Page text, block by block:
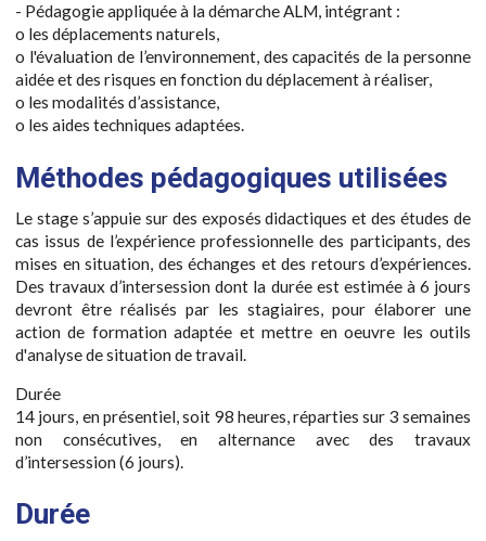
- Pédagogie appliquée à la démarche ALM, intégrant :
o les déplacements naturels,
o l'évaluation de l’environnement, des capacités de la personne
aidée et des risques en fonction du déplacement à réaliser,
o les modalités d’assistance,
o les aides techniques adaptées.
Méthodes pédagogiques utilisées
Le stage s’appuie sur des exposés didactiques et des études de
cas issus de l’expérience professionnelle des participants, des
mises en situation, des échanges et des retours d’expériences.
Des travaux d’intersession dont la durée est estimée à 6 jours
devront être réalisés par les stagiaires, pour élaborer une
action de formation adaptée et mettre en oeuvre les outils
d'analyse de situation de travail.
Durée
14 jours, en présentiel, soit 98 heures, réparties sur 3 semaines
non consécutives, en alternance avec des travaux
d’intersession (6 jours).
Durée